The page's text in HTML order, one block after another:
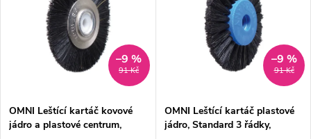
91 Kč
–9 %
OMNI Leštící kartáč kovové
jádro a plastové centrum,
91 Kč
–9 %
OMNI Leštící kartáč plastové
jádro, Standard 3 řádky,